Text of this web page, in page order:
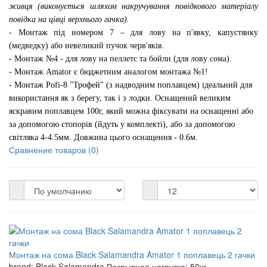
живця (виконується шляхом накручування повідкового матеріалу
повідка на цівці верхнього гачка).
-
Монтаж під номером 7
– для лову на п'явку, капустянку
(медведку) або невеликий пучок черв'яків.
- Монтаж №4 - для лову на пеллетс та бойли (для лову сома).
- Монтаж Amator є бюджетним аналогом монтажа №1!
- Монтаж Pofi-8 "Трофей" (з надводним поплавцем) ідеальний для
використання як з берегу, так і з лодки. Оснащений великим
яскравим поплавцем 100г, який можна фіксувати на оснащенні або
за допомогою стопорів (йдуть у комплекті), або за допомогою
світляка 4-4.5мм. Довжина цього оснащення - 0.6м.
Сравнение товаров (0)
Монтаж на сома Black Salamandra Amator 1 поплавець 2 гачки